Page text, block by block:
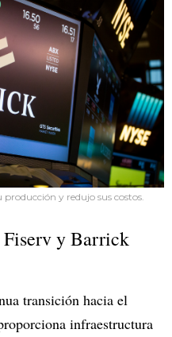
y redujo sus costos.
Fiserv y Barrick
transición hacia el
infraestructura